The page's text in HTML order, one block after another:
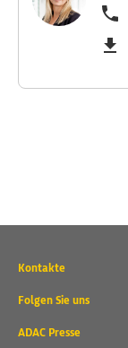
Wichtige
und
Links
Kontakte
Folgen Sie uns
ADAC Presse